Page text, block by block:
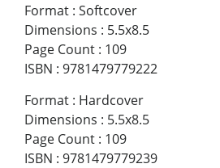
Format : Softcover
Dimensions : 5.5x8.5
Page Count : 109
ISBN : 9781479779222
Format : Hardcover
Dimensions : 5.5x8.5
Page Count : 109
ISBN : 9781479779239